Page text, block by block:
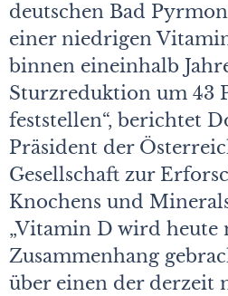
deutschen Bad
einer niedrigen
binnen eineinhalb
Sturzreduktion um 43
feststellen“, berichtet
Präsident der
Gesellschaft zur
Knochens und
„Vitamin D wird heute
Zusammenhang
über einen der derzeit